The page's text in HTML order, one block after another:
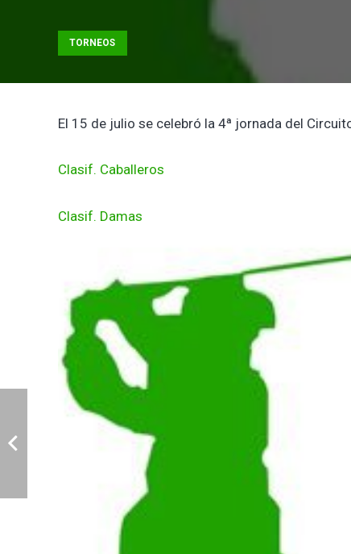
TORNEOS
El 15 de julio se celebró la 4ª jornada del
Clasif. Caballeros
Clasif. Damas